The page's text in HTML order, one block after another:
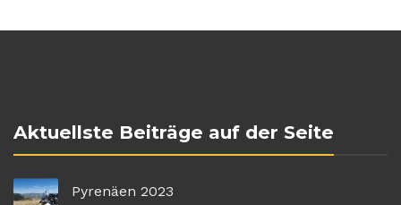
Aktuellste Beiträge auf der Seite
Pyrenäen 2023